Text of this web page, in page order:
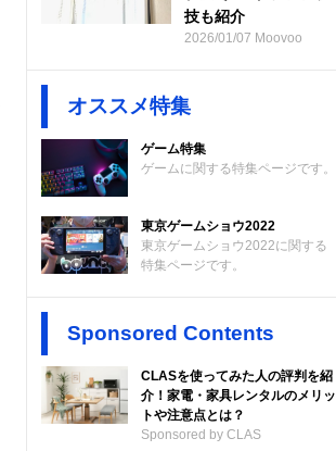
技も紹介
2026/01/07 Moovoo
オススメ特集
ゲーム特集
ゲームに関する特集ページです。
東京ゲームショウ2022
東京ゲームショウ2022に関する
特集ページです。
Sponsored Contents
CLASを使ってみた人の評判を紹
介！家電・家具レンタルのメリッ
トや注意点とは？
Sponsored by CLAS